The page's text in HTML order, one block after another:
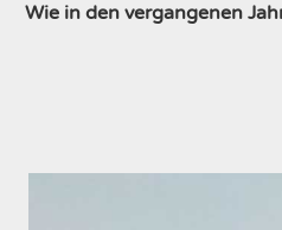
Wie in den vergangenen